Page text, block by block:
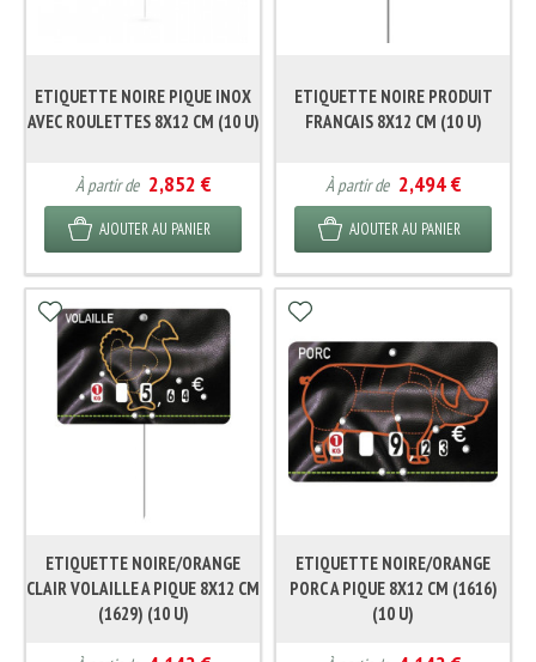
ETIQUETTE NOIRE PIQUE INOX
AVEC ROULETTES 8X12 CM (10 U)
À partir de 2,852 €
AJOUTER AU PANIER
ETIQUETTE NOIRE PRODUIT
FRANCAIS 8X12 CM (10 U)
À partir de 2,494 €
AJOUTER AU PANIER
ETIQUETTE NOIRE/ORANGE
CLAIR VOLAILLE A PIQUE 8X12 CM
(1629) (10 U)
ETIQUETTE NOIRE/ORANGE
PORC A PIQUE 8X12 CM (1616)
(10 U)